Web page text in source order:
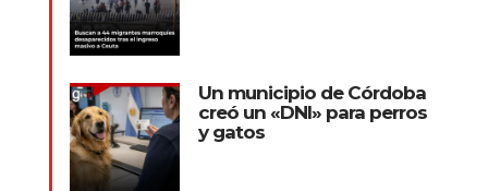
Un municipio de Córdoba
creó un «DNI» para perros
y gatos